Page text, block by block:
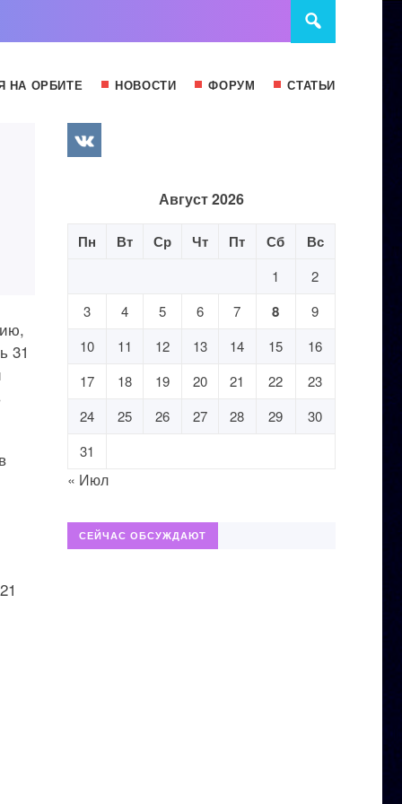
НА ОРБИТЕ НОВОСТИ ФОРУМ СТАТЬИ
31
Август 2026
Пн Вт Ср Чт Пт Сб Вс
1
2
3
4 5 6 7 8
9
10
11 12 13 14 15
16
17
18 19 20 21 22
23
24
25 26 27 28 29
30
31
« Июл
СЕЙЧАС ОБСУЖДАЮТ